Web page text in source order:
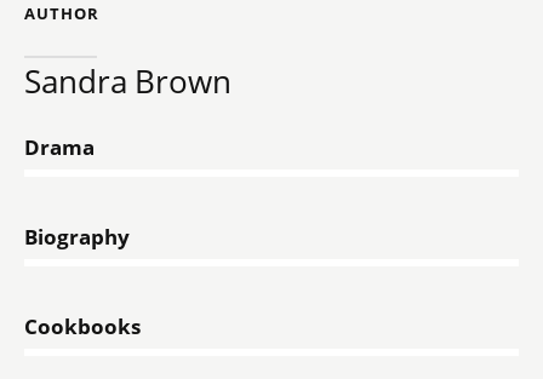
AUTHOR
Sandra Brown
Drama
Biography
Cookbooks